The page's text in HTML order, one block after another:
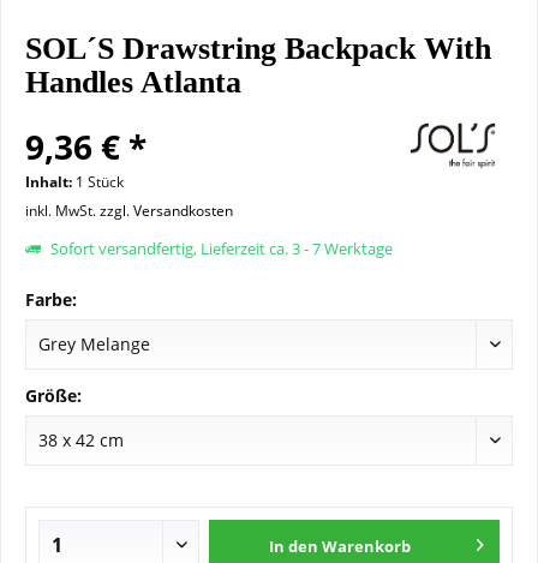
SOL´S Drawstring Backpack With
Handles Atlanta
9,36 € *
Inhalt: 1 Stück
inkl. MwSt.zzgl. Versandkosten
Sofort versandfertig, Lieferzeit ca. 3 - 7 Werktage
Farbe:
Größe:
In den Warenkorb